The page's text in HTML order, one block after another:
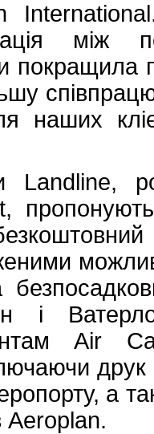
між
покращила
наших
Landline,
і
Air
а
Aeroplan.